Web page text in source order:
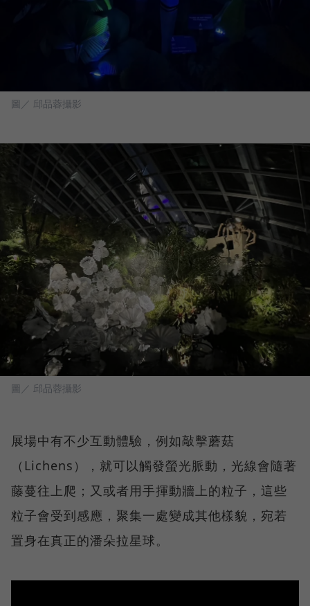
圖／ 邱品蓉攝影
圖／ 邱品蓉攝影
展場中有不少互動體驗，例如敲擊蘑菇
（Lichens），就可以觸發螢光脈動，光線會隨著
藤蔓往上爬；又或者用手揮動牆上的粒子，這些
粒子會受到感應，聚集一處變成其他樣貌，宛若
置身在真正的潘朵拉星球。